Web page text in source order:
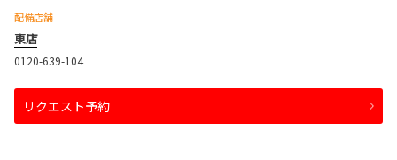
配備店舗
東店
0120-639-104
リクエスト予約